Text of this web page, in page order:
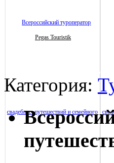
Pegas Touristik
Категория: